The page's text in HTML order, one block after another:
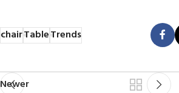
chairTableTrends
Newer